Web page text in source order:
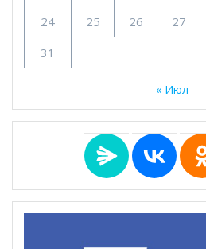
24
25 26 27
31
« Июл